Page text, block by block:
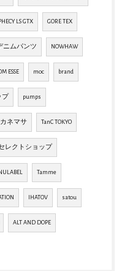
LS GTX GORE TEX
ニムパンツ NOWHAW
ESSE moc brand
プ pumps
カネマサ TanC TOKYO
レクトショップ
NULABEL Tamme
IHATOV satou
ALT AND DOPE